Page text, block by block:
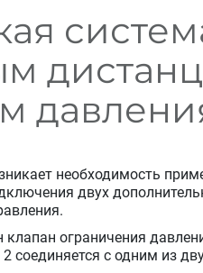
необходимость
двух
ограничения
с одним из